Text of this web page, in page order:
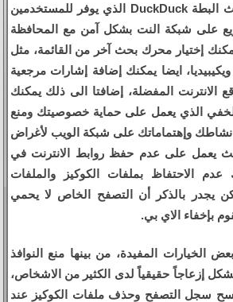
المتصفح مع محرك بحث البطة DuckDuck الذي يوفر للمستخدمين
على شبكة النت بشكل آمن مع المحافظة
إختيار محرك بحث آخر من القائمة، مثل
ويكيبيديا، ايضا يمكنك إضافة إشارات مرجعية
الانترنت المفضلة، إضافتا الى ذلك يمكنك
الذي يعمل على حماية خصوصيتك ومنع
نشاطك وإهتماماتك على شبكة الويب لأغراض
يعمل على عدم حفظ روابط الانترنت في
الاحتفاظ بملفات الكوكيز والملفات
لكن يجدر بالذكر أن التصفح الخاص لا يحمي
بإخفاء الاي بي.
الخيارات المفيدة، من بينها منع النوافذ
تشكل إزعاجاً حقيقياً لدى الكثير من الاشخاص،
مسح سجل التصفح وحذف ملفات الكوكيز عند